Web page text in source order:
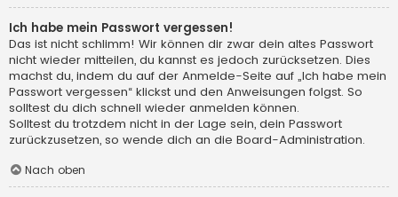
Ich habe mein Passwort vergessen!
Das ist nicht schlimm! Wir können dir zwar dein altes Passwort
nicht wieder mitteilen, du kannst es jedoch zurücksetzen. Dies
machst du, indem du auf der Anmelde-Seite auf „Ich habe mein
Passwort vergessen“ klickst und den Anweisungen folgst. So
solltest du dich schnell wieder anmelden können.
Solltest du trotzdem nicht in der Lage sein, dein Passwort
zurückzusetzen, so wende dich an die Board-Administration.
Nach oben